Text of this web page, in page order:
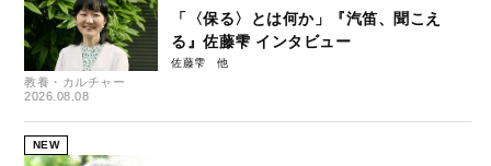
教養・カルチャー
2026.08.08
「〈保る〉とは何か」『汽笛、聞こえ
る』佐藤雫 インタビュー
佐藤雫
NEW